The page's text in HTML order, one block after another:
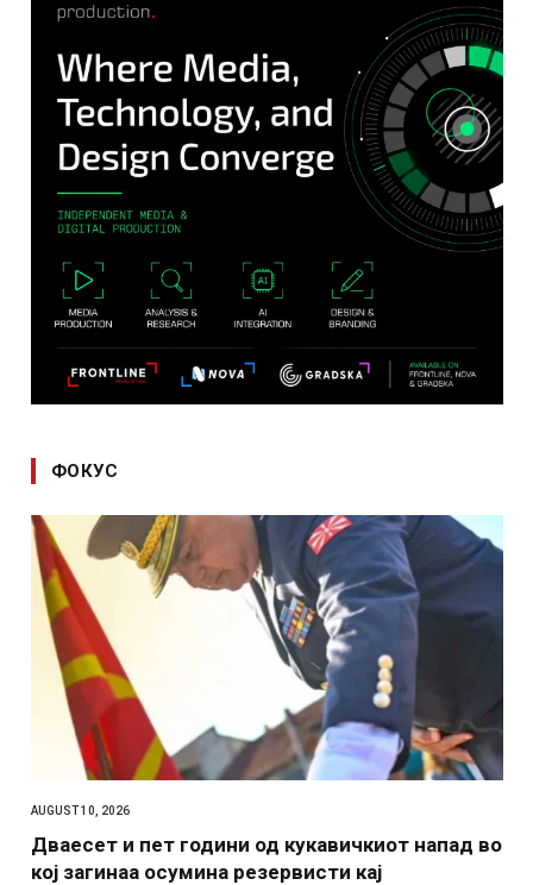
ФОКУС
AUGUST 10, 2026
Дваесет и пет години од кукавичкиот напад во
кој загинаа осумина резервисти кај